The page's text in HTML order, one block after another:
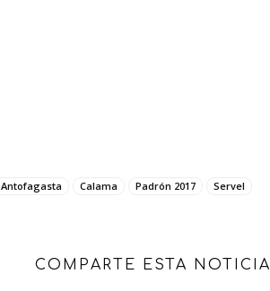
Antofagasta Calama Padrón 2017 Servel
COMPARTE ESTA NOTICIA